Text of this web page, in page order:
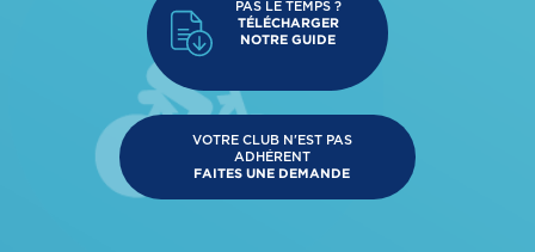
PAS LE TEMPS ?
TÉLÉCHARGER
NOTRE GUIDE
VOTRE CLUB N'EST PAS
ADHÉRENT
FAITES UNE DEMANDE